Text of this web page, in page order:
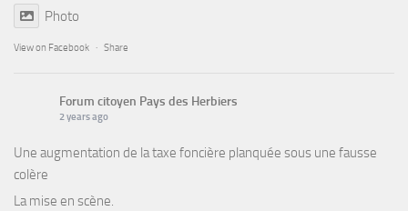
Photo
View on Facebook · Share
Forum citoyen Pays des Herbiers
2 years ago
Une augmentation de la taxe foncière planquée sous une fausse
colère
La mise en scène.